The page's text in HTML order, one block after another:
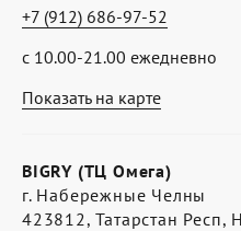
Показать на карте
с 10.00-21.00 ежедневно
+7 (912) 686-97-52
BIGRY (ТЦ Омега)
г. Набережные Челны
423812, Татарстан